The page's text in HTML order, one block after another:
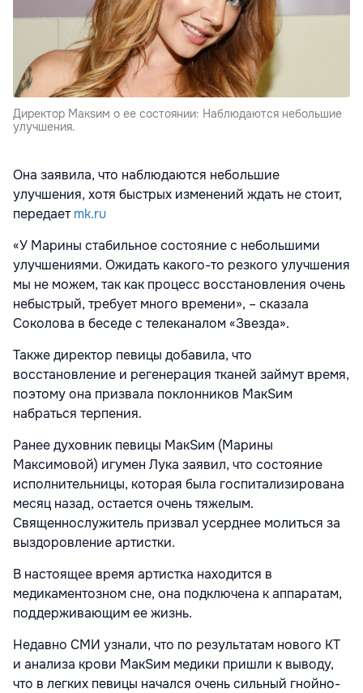
Директор Макsим о ее состоянии: Наблюдаются небольшие
улучшения.
Она заявила, что наблюдаются небольшие
улучшения, хотя быстрых изменений ждать не стоит,
передаетmk.ru
«У Марины стабильное состояние с небольшими
улучшениями. Ожидать какого-то резкого улучшения
мы не можем, так как процесс восстановления очень
небыстрый, требует много времени», – сказала
Соколова в беседе с телеканалом «Звезда».
Также директор певицы добавила, что
восстановление и регенерация тканей займут время,
поэтому она призвала поклонников МакSим
набраться терпения.
Ранее духовник певицы МакSим (Марины
Максимовой) игумен Лука заявил, что состояние
исполнительницы, которая была госпитализирована
месяц назад, остается очень тяжелым.
Священнослужитель призвал усерднее молиться за
выздоровление артистки.
В настоящее время артистка находится в
медикаментозном сне, она подключена к аппаратам,
поддерживающим ее жизнь.
Недавно СМИ узнали, что по результатам нового КТ
и анализа крови МакSим медики пришли к выводу,
что в легких певицы начался очень сильный гнойно-